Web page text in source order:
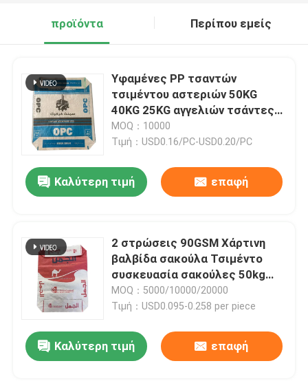
προϊόντα Περίπου εμείς
Υφαμένες PP τσαντών
τσιμέντου αστεριών 50KG
40KG 25KG αγγελιών τσάντες
βαλβίδων φραγμών κατώτατο
σημείο
MOQ：10000
Τιμή：USD0.16/PC-USD0.20/PC
Καλύτερη τιμή επαφή
2 στρώσεις 90GSM Χάρτινη
βαλβίδα σακούλα Τσιμέντο
συσκευασία σακούλες 50kg
Block κάτω εξατομικευμένο
MOQ：5000/10000/20000
Τιμή：USD0.095-0.258 per piece
Καλύτερη τιμή επαφή